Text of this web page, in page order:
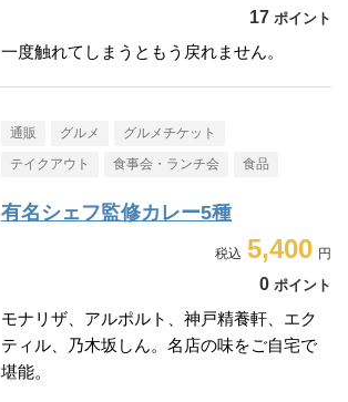
17 ポイント
一度触れてしまうともう戻れません。
通販 グルメ グルメチケット
テイクアウト 食事会・ランチ会 食品
有名シェフ監修カレー5種
5,400
0 ポイント
モナリザ、アルポルト、神戸精養軒、エク
ティル、乃木坂しん。名店の味をご自宅で
堪能。